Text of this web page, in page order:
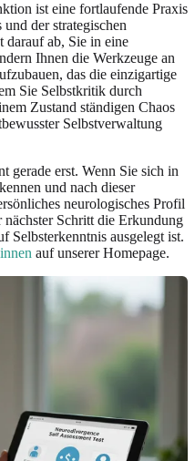
ist eine fortlaufende Praxis
der strategischen
darauf ab, Sie in eine
Ihnen die Werkzeuge an
das die einzigartige
Sie Selbstkritik durch
Zustand ständigen Chaos
Selbstverwaltung
gerade erst. Wenn Sie sich in
und nach dieser
neurologisches Profil
Schritt die Erkundung
Selbsterkenntnis ausgelegt ist.
auf unserer Homepage.